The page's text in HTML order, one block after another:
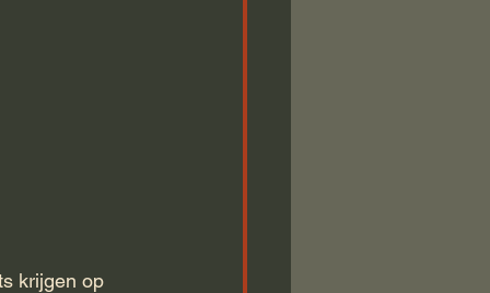
krijgen op